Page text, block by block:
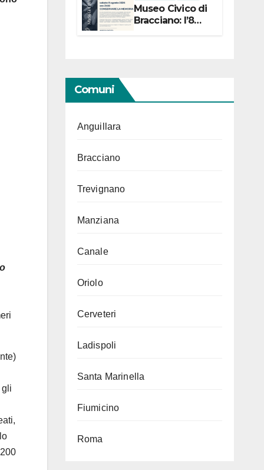
gli
Museo Civico di
Bracciano: l’8
Comuni
Anguillara
Bracciano
Trevignano
Manziana
Canale
Oriolo
Cerveteri
Ladispoli
Santa Marinella
Fiumicino
Roma